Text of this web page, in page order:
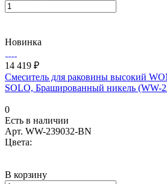
Новинка
14 419 ₽
Смеситель для раковины высокий
SOLO, Брашированный никель (WW-
0
Есть в наличии
Арт. WW-239032-BN
Цвета:
В корзину